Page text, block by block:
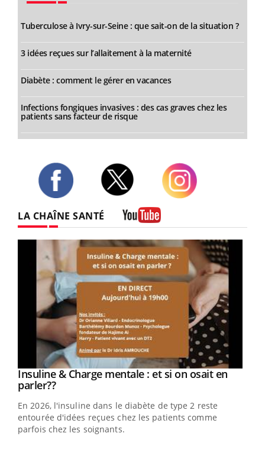
Tuberculose à Ivry-sur-Seine : que sait-on de la situation ?
3 idées reçues sur l’allaitement à la maternité
Diabète : comment le gérer en vacances
Infections fongiques invasives : des cas graves chez les
patients sans facteur de risque
LA CHAÎNE SANTÉ
Youtube
Insuline & Charge mentale : et si on osait en
parler??Youtube
En 2026, l'insuline dans le diabète de type 2 reste
entourée d'idées reçues chez les patients comme
parfois chez les soignants.